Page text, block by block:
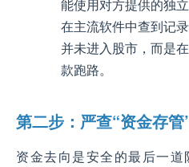
能使用对方提供的独
在主流软件中查到记
并未进入股市，而是
款跑路。
第二步：严查“资金存管
资金去向是安全的最后一